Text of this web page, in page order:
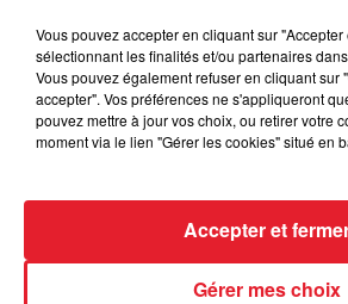
Vous pouvez accepter en cliquant sur "Accepter
sélectionnant les finalités et/ou partenaires
Vous pouvez également refuser en cliquant sur
accepter". Vos préférences ne s'appliqueront
pouvez mettre à jour vos choix, ou retirer votre
moment via le lien "Gérer les cookies" situé en
Gérer mes choix
Accepter et